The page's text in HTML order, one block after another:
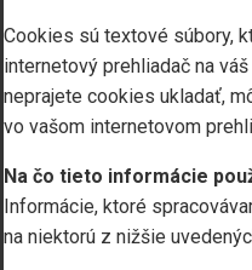
Cookies sú textové súbory,
internetový prehliadač na
neprajete cookies ukladať,
vo vašom internetovom
Na čo tieto informácie
Informácie, ktoré
na niektorú z nižšie